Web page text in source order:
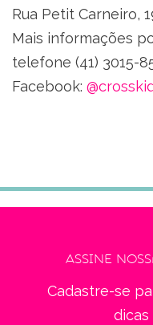
Rua Petit Carneiro,
Mais informações
telefone (41) 3015-
Facebook:
Assine
Cadastre-se
dicas